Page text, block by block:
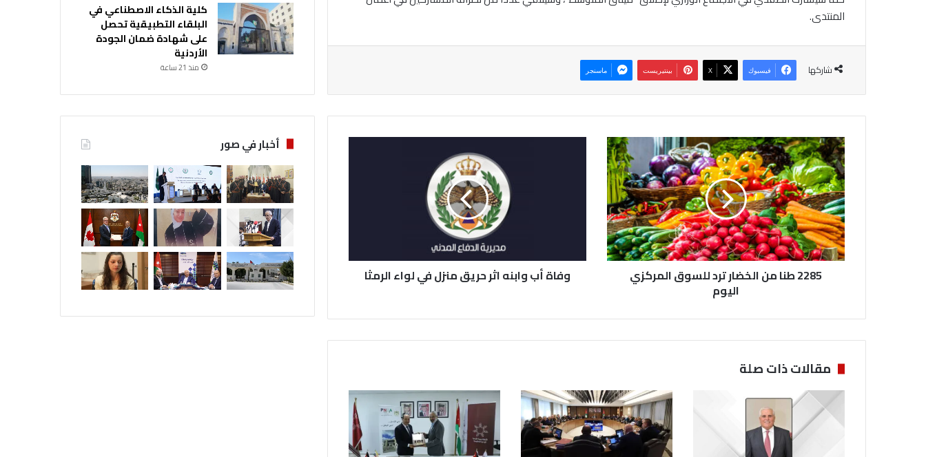
المنتدى.
شاركها فيسبوك ‫X بينتيريست ماسنجر
2
2
8
5
ط
ن
ا
م
ن
ض
ر
ت
ر
د
2285 طنا من الخضار ترد للسوق المركزي
اليوم
ب
ث
ح
ق
م
ن
ز
وفاة أب وابنه اثر حريق منزل في لواء الرمثا
مقالات ذات صلة
كلية الذكاء الاصطناعي في
البلقاء التطبيقية تحصل
على شهادة ضمان الجودة
الأردنية
منذ 21 ساعة
أخبار في صور